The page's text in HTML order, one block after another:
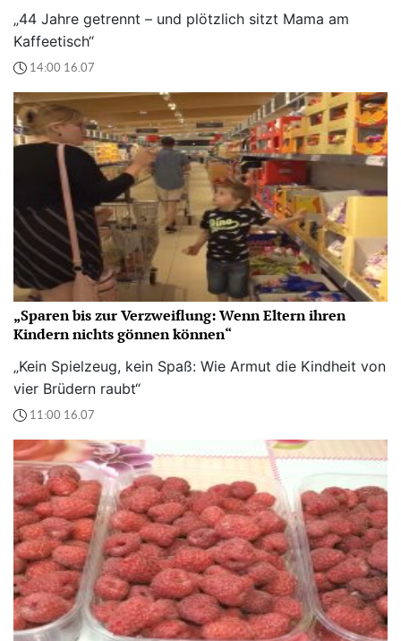
„44 Jahre getrennt – und plötzlich sitzt Mama am
Kaffeetisch“
14:00 16.07
„Sparen bis zur Verzweiflung: Wenn Eltern ihren
Kindern nichts gönnen können“
„Kein Spielzeug, kein Spaß: Wie Armut die Kindheit von
vier Brüdern raubt“
11:00 16.07